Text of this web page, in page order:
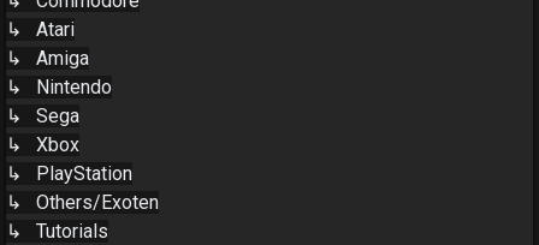
↳ Atari
↳ Amiga
↳ Nintendo
↳ Sega
↳ Xbox
↳ PlayStation
↳ Others/Exoten
↳ Tutorials